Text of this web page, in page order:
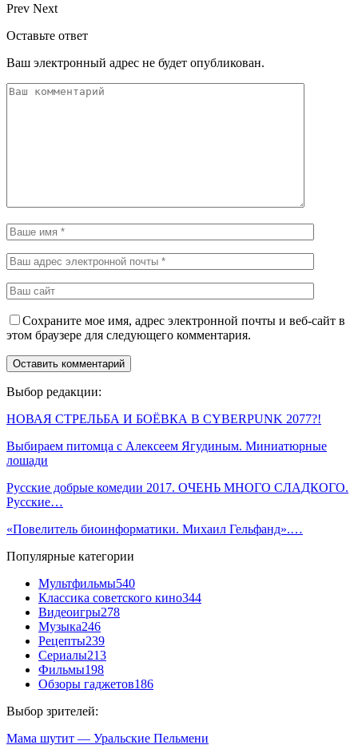
Prev Next
Оставьте ответ
Ваш электронный адрес не будет опубликован.
Сохраните мое имя, адрес электронной почты и веб-сайт в
этом браузере для следующего комментария.
Выбор редакции:
НОВАЯ СТРЕЛЬБА И БОЁВКА В CYBERPUNK 2077?!
Выбираем питомца с Алексеем Ягудиным. Миниатюрные
лошади
Русские добрые комедии 2017. ОЧЕНЬ МНОГО СЛАДКОГО.
Русские…
«Повелитель биоинформатики. Михаил Гельфанд».…
Популярные категории
Мультфильмы540
Классика советского кино344
Видеоигры278
Музыка246
Рецепты239
Сериалы213
Фильмы198
Обзоры гаджетов186
Выбор зрителей:
Мама шутит — Уральские Пельмени